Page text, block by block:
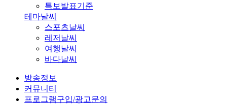
특보발표기준
테마날씨
스포츠날씨
레저날씨
여행날씨
바다날씨
방송정보
커뮤니티
프로그램구입/광고문의